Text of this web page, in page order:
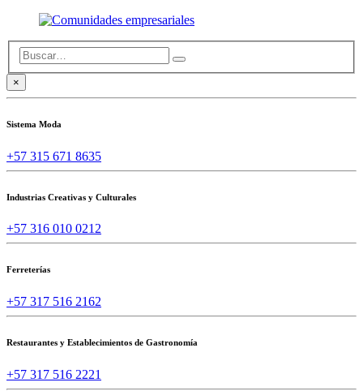
×
Sistema Moda
+57 315 671 8635
Industrias Creativas y Culturales
+57 316 010 0212
Ferreterías
+57 317 516 2162
Restaurantes y Establecimientos de Gastronomía
+57 317 516 2221